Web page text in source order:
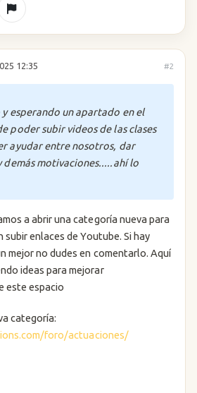
12:35 #2
y esperando un apartado en el
poder subir videos de las clases
ayudar entre nosotros, dar
demás motivaciones.....ahí lo
a abrir una categoría nueva para
subir enlaces de Youtube. Si hay
mejor no dudes en comentarlo. Aquí
ideas para mejorar
este espacio
categoría:
foro/actuaciones/